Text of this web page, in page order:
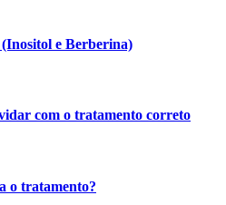
(Inositol e Berberina)
com o tratamento correto
o tratamento?